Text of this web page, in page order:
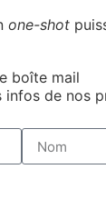
one-shot
boîte mail
de nos